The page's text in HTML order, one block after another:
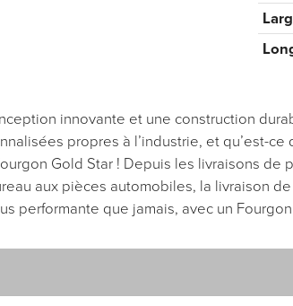
innovante et une construction
propres à l’industrie, et qu’est-
Gold Star ! Depuis les livraisons de
aux pièces automobiles, la livraison
performante que jamais, avec un